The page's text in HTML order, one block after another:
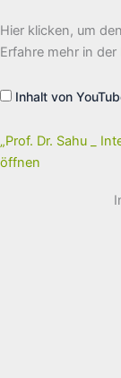
„Prof.
Dr.
Sahu
mit
Petra
von
YouTube
anzeigen
Hier klicken, um
Erfahre mehr in der
Inhalt von
„Prof. Dr. Sahu _
öffnen